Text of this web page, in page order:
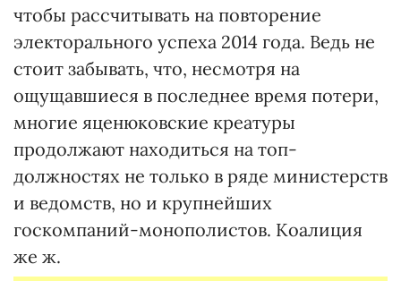
чтобы рассчитывать на повторение
электорального успеха 2014 года. Ведь не
стоит забывать, что, несмотря на
ощущавшиеся в последнее время потери,
многие яценюковские креатуры
продолжают находиться на топ-
должностях не только в ряде министерств
и ведомств, но и крупнейших
госкомпаний-монополистов. Коалиция
же ж.